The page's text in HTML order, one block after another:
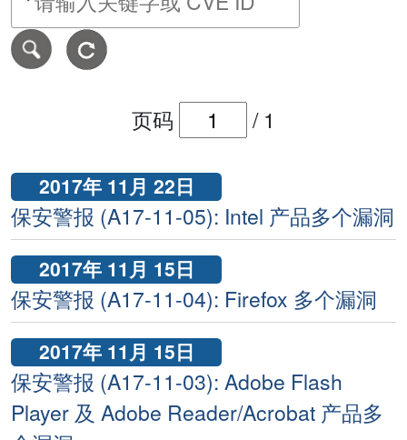
页码 / 1
2017年 11月 22日
保安警报 (A17-11-05): Intel 产品多个漏洞
2017年 11月 15日
保安警报 (A17-11-04): Firefox 多个漏洞
2017年 11月 15日
保安警报 (A17-11-03): Adobe Flash
Player 及 Adobe Reader/Acrobat 产品多